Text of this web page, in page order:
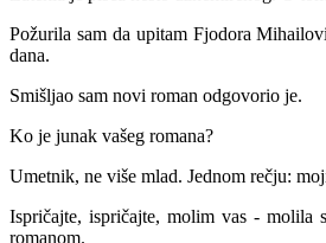
Požurila sam da upitam Fjodora
dana.
Smišljao sam novi roman odgovorio je.
Ko je junak vašeg romana?
Umetnik, ne više mlad. Jednom rečju:
Ispričajte, ispričajte, molim vas - molila
romanom.